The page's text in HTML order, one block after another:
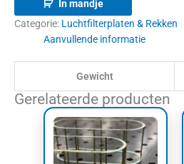
In mandje
Categorie: Luchtfilterplaten & Rekken
Aanvullende informatie
Gewicht
Gerelateerde producten
Dit
product
heeft